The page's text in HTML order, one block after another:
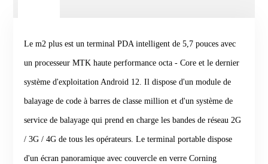
Le m2 plus est un terminal PDA intelligent de 5,7 pouces avec
un processeur MTK haute performance octa - Core et le dernier
système d'exploitation Android 12. Il dispose d'un module de
balayage de code à barres de classe million et d'un système de
service de balayage qui prend en charge les bandes de réseau 2G
/ 3G / 4G de tous les opérateurs. Le terminal portable dispose
d'un écran panoramique avec couvercle en verre Corning